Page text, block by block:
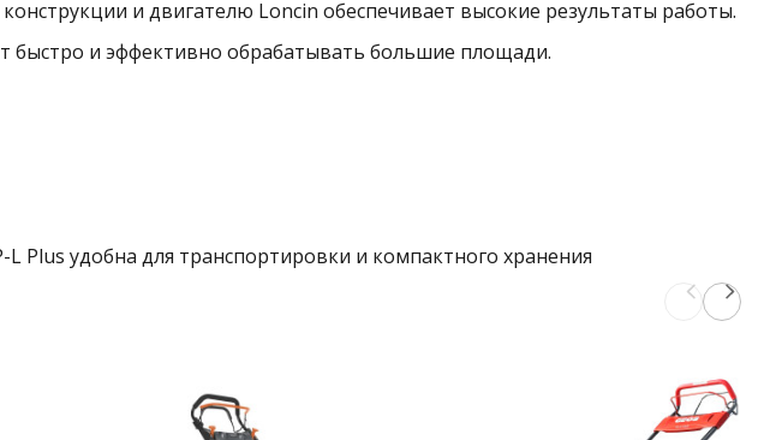
и двигателю Loncin обеспечивает высокие результаты работы.
быстро и эффективно обрабатывать большие площади.
L Plus удобна для транспортировки и компактного хранения